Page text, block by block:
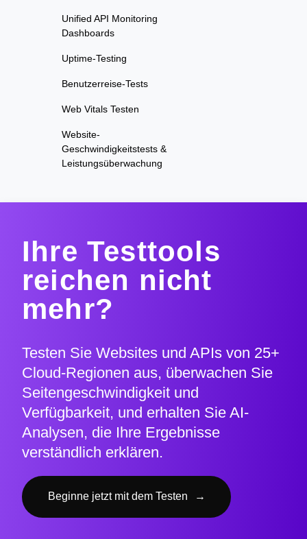
Unified API Monitoring
Dashboards
Uptime-Testing
Benutzerreise-Tests
Web Vitals Testen
Website-
Geschwindigkeitstests &
Leistungsüberwachung
Ihre Testtools
reichen nicht
mehr?
Testen Sie Websites und APIs von 25+
Cloud-Regionen aus, überwachen Sie
Seitengeschwindigkeit und
Verfügbarkeit, und erhalten Sie AI-
Analysen, die Ihre Ergebnisse
verständlich erklären.
Beginne jetzt mit dem Testen →